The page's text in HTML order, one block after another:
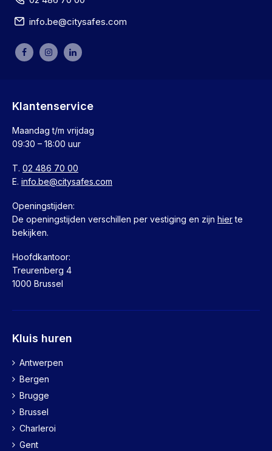
info.be@citysafes.com
Klantenservice
Maandag t/m vrijdag
09:30 – 18:00 uur
T. 02 486 70 00
E. info.be@citysafes.com
Openingstijden:
De openingstijden verschillen per vestiging en zijn hierte
bekijken.
Hoofdkantoor:
Treurenberg 4
1000 Brussel
Kluis huren
Antwerpen
Bergen
Brugge
Brussel
Charleroi
Gent